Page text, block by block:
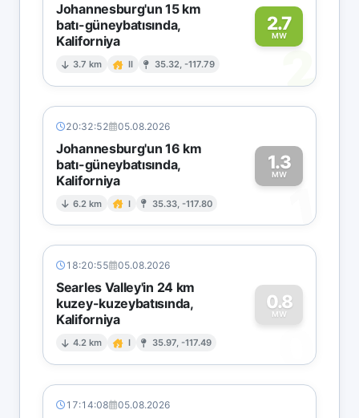
Johannesburg'un 15 km
batı-güneybatısında,
Kaliforniya
3.7 km II 35.32, -117.79
2.7
MW
2
20:32:52 05.08.2026
Johannesburg'un 16 km
batı-güneybatısında,
Kaliforniya
6.2 km I 35.33, -117.80
1.3
MW
1
18:20:55 05.08.2026
Searles Valley'in 24 km
kuzey-kuzeybatısında,
Kaliforniya
4.2 km I 35.97, -117.49
0.8
MW
0
17:14:08 05.08.2026